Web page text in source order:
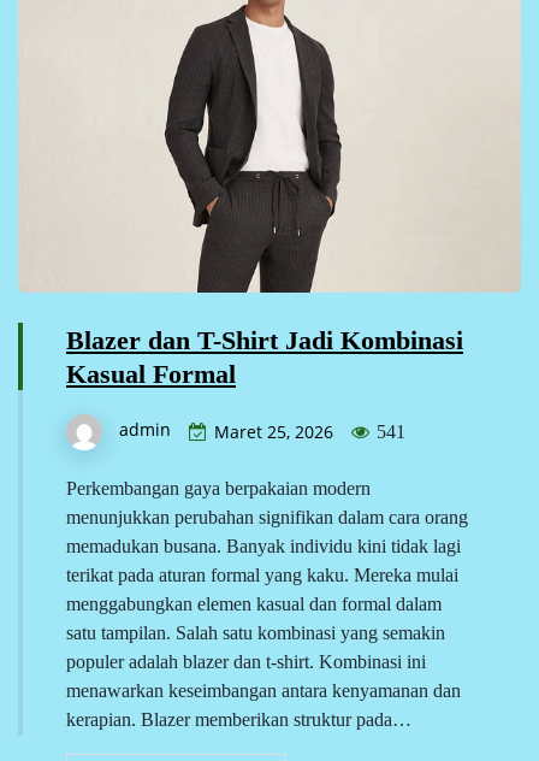
Blazer dan T-Shirt Jadi Kombinasi
Kasual Formal
admin Maret 25, 2026 541
Perkembangan gaya berpakaian modern
menunjukkan perubahan signifikan dalam cara orang
memadukan busana. Banyak individu kini tidak lagi
terikat pada aturan formal yang kaku. Mereka mulai
menggabungkan elemen kasual dan formal dalam
satu tampilan. Salah satu kombinasi yang semakin
populer adalah blazer dan t-shirt. Kombinasi ini
menawarkan keseimbangan antara kenyamanan dan
kerapian. Blazer memberikan struktur pada…